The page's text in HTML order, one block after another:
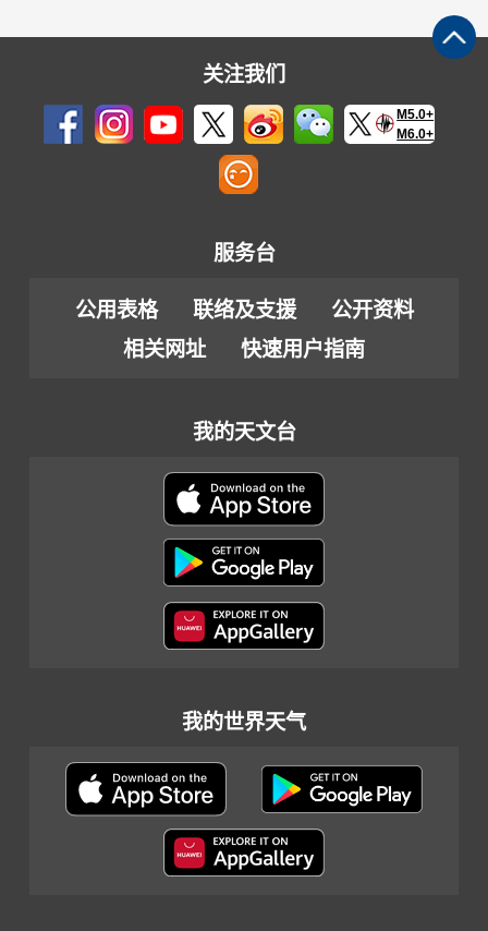
关注我们
M5.0+
M6.0+
服务台
公用表格 联络及支援
公开资料
相关网址
快速用户指南
我的天文台
我的世界天气